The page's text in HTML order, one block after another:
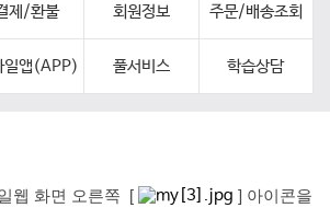
제/환불 회원정보 주문/배송조회
일앱(APP) 풀서비스 학습상담
웹 화면 오른쪽 [
] 아이콘을